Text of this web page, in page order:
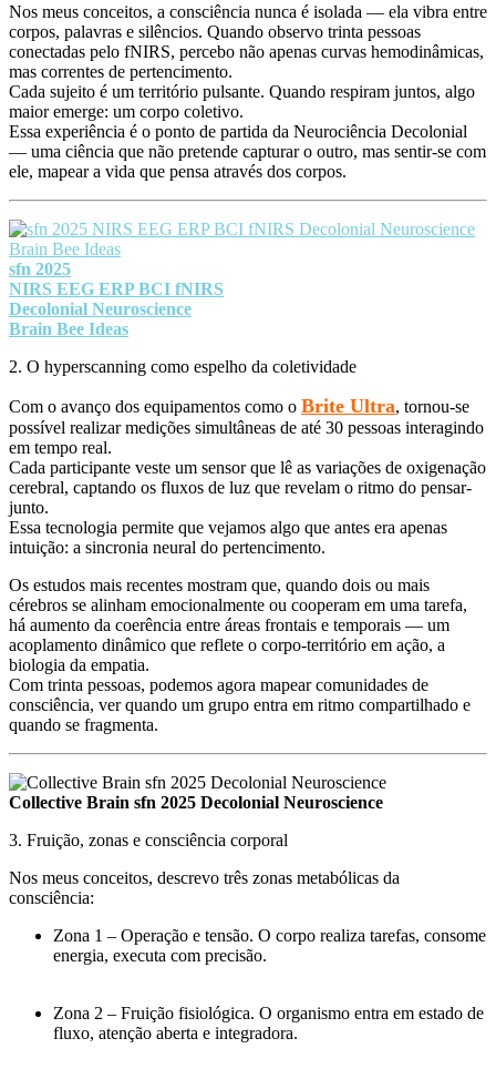
Nos meus conceitos, a consciência nunca é isolada — ela vibra entre
corpos, palavras e silêncios. Quando observo trinta pessoas
conectadas pelo fNIRS, percebo não apenas curvas hemodinâmicas,
mas correntes de pertencimento.
Cada sujeito é um território pulsante. Quando respiram juntos, algo
maior emerge: um corpo coletivo.
Essa experiência é o ponto de partida da Neurociência Decolonial
— uma ciência que não pretende capturar o outro, mas sentir-se com
ele, mapeara vida que pensa através dos corpos.
sfn 2025
NIRS EEG ERP BCI fNIRS
Decolonial Neuroscience
Brain Bee Ideas
2. O hyperscanning como espelho da coletividade
Com o avanço dos equipamentos como o Brite Ultra, tornou-se
possível realizar medições simultâneas de até 30 pessoas interagindo
em tempo real.
Cada participante veste um sensor que lê as variações de oxigenação
cerebral, captando os fluxos de luz que revelam o ritmo do pensar-
junto.
Essa tecnologia permite que vejamos algo que antes era apenas
intuição: a sincronia neural do pertencimento.
Os estudos mais recentes mostram que, quando dois ou mais
cérebros se alinham emocionalmente ou cooperam em uma tarefa,
há aumento da coerência entre áreas frontais e temporais — um
acoplamento dinâmico que reflete o corpo-território em ação, a
biologia da empatia.
Com trinta pessoas, podemos agora mapear comunidades de
consciência, ver quando um grupo entra em ritmo compartilhado e
quando se fragmenta.
Collective Brain sfn 2025 Decolonial Neuroscience
3. Fruição, zonas e consciência corporal
Nos meus conceitos, descrevo três zonas metabólicas da
consciência:
Zona 1 – Operação e tensão. O corpo realiza tarefas, consome
energia, executa com precisão.
Zona 2 – Fruição fisiológica. O organismo entra em estado de
fluxo, atenção aberta e integradora.